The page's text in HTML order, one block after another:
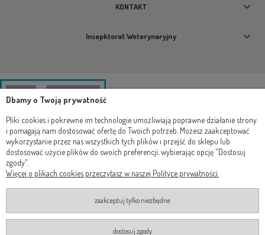
KONTAKT
Insepktorat Weterynaryjny
Dbamy o Twoją prywatność
Pliki cookies i pokrewne im technologie umożliwiają poprawne działanie strony
i pomagają nam dostosować ofertę do Twoich potrzeb. Możesz zaakceptować
wykorzystanie przez nas wszystkich tych plików i przejść do sklepu lub
dostosować użycie plików do swoich preferencji, wybierając opcję "Dostosuj
zgody".
Więcej o plikach cookies przeczytasz w naszej Polityce prywatności.
zaakceptuj tylko niezbędne
dostosuj zgody